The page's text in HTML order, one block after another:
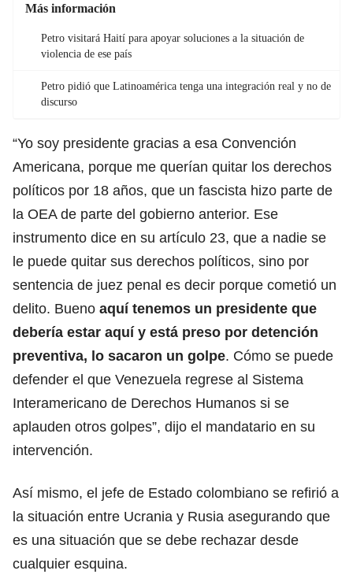
Más información
Petro visitará Haití para apoyar soluciones a la situación de
violencia de ese país
Petro pidió que Latinoamérica tenga una integración real y no de
discurso
“Yo soy presidente gracias a esa Convención
Americana, porque me querían quitar los derechos
políticos por 18 años, que un fascista hizo parte de
la OEA de parte del gobierno anterior. Ese
instrumento dice en su artículo 23, que a nadie se
le puede quitar sus derechos políticos, sino por
sentencia de juez penal es decir porque cometió un
delito. Bueno aquí tenemos un presidente que
debería estar aquí y está preso por detención
preventiva, lo sacaron un golpe. Cómo se puede
defender el que Venezuela regrese al Sistema
Interamericano de Derechos Humanos si se
aplauden otros golpes”, dijo el mandatario en su
intervención.
Así mismo, el jefe de Estado colombiano se refirió a
la situación entre Ucrania y Rusia asegurando que
es una situación que se debe rechazar desde
cualquier esquina.